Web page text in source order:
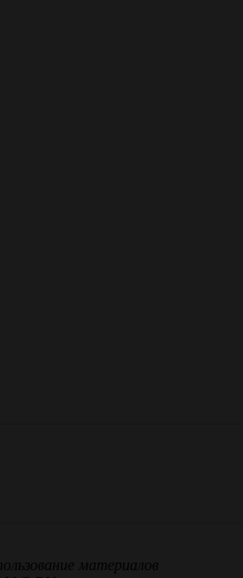
материалов